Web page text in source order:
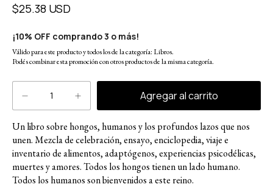
$25.38 USD
¡10% OFF comprando 3 o más!
Válido para este producto y todos los de la categoría: Libros.
Podés combinar esta promoción con otros productos de la misma categoría.
Un libro sobre hongos, humanos y los profundos lazos que nos
unen. Mezcla de celebración, ensayo, enciclopedia, viaje e
inventario de alimentos, adaptógenos, experiencias psicodélicas,
muertes y amores. Todos los hongos tienen un lado humano.
Todos los humanos son bienvenidos a este reino.